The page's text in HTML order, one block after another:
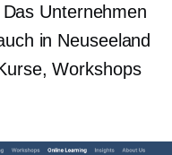
Unternehmen
in Neuseeland
Workshops